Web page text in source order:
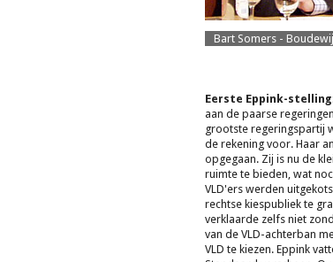
Bart Somers -
Eerste Eppink-
aan de paarse
grootste regeringspartij
de rekening voor. Haar
opgegaan. Zij is nu de
ruimte te bieden, wat
VLD'ers werden
rechtse kiespubliek te
verklaarde zelfs niet
van de VLD-achterban
VLD te kiezen. Eppink